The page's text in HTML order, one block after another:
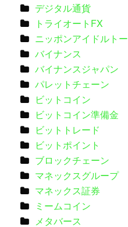
デジタル通貨
トライオートFX
ニッポンアイドルト
バイナンス
バイナンスジャパン
パレットチェーン
ビットコイン
ビットコイン準備金
ビットトレード
ビットポイント
ブロックチェーン
マネックスグループ
マネックス証券
ミームコイン
メタバース